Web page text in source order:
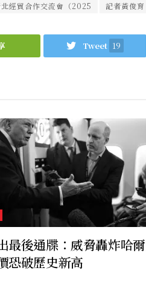
經貿合作交流會（2025
記者黃俊育
Tweet 19
最後通牒：威脅轟炸哈
恐破歷史新高